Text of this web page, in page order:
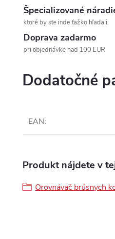
Špecializované
ktoré by ste inde ťažko hľadali.
Doprava zadarmo
pri objednávke nad 100 EUR
Dodatočné
EAN:
Produkt nájdete v
Orovnávač brúsnych